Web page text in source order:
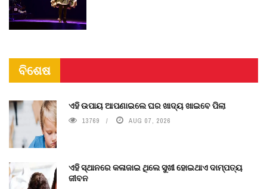
ବିଶେଷ
ଏହି ଉପାୟ ଆପଣାଇଲେ ଘର ଖାଦ୍ୟ ଖାଇବେ ପିଲା
13769 AUG 07, 2026
ଏହି ସ୍ଥାନରେ କଳାଜାଇ ଥିଲେ ସୁଖୀ ହୋଇଥାଏ ଦାମ୍ପତ୍ୟ
ଜୀବନ